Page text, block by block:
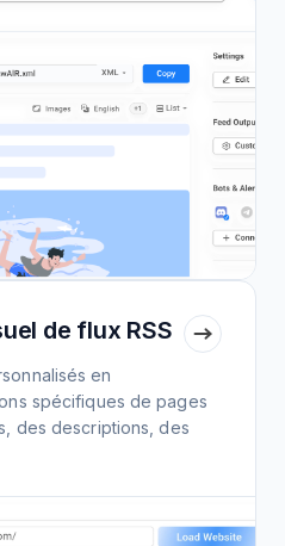
de flux RSS
en
spécifiques de pages
des descriptions, des